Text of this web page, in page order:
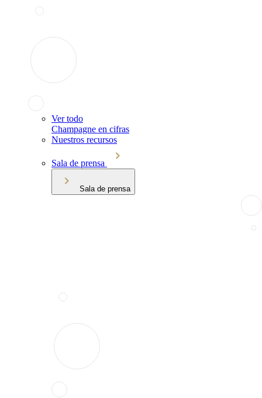
Ver todo
Champagne en cifras
Nuestros recursos
Sala de prensa
Sala de prensa